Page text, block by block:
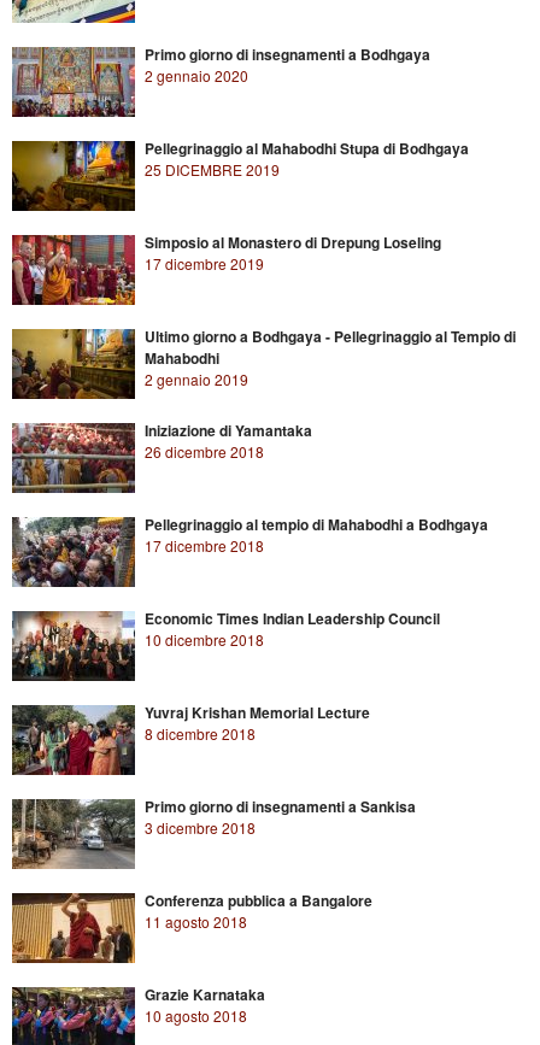
Primo giorno di insegnamenti a Bodhgaya
2 gennaio 2020
Pellegrinaggio al Mahabodhi Stupa di Bodhgaya
25 DICEMBRE 2019
Simposio al Monastero di Drepung Loseling
17 dicembre 2019
Ultimo giorno a Bodhgaya - Pellegrinaggio al Tempio di
Mahabodhi
2 gennaio 2019
Iniziazione di Yamantaka
26 dicembre 2018
Pellegrinaggio al tempio di Mahabodhi a Bodhgaya
17 dicembre 2018
Economic Times Indian Leadership Council
10 dicembre 2018
Yuvraj Krishan Memorial Lecture
8 dicembre 2018
Primo giorno di insegnamenti a Sankisa
3 dicembre 2018
Conferenza pubblica a Bangalore
11 agosto 2018
Grazie Karnataka
10 agosto 2018